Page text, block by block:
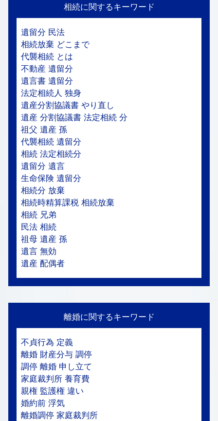
相続に関するキーワード
遺留分 民法
相続放棄 どこまで
代襲相続 とは
不動産 遺留分
遺言書 遺留分
法定相続人 独身
遺産分割協議書 やり直し
遺産 分割協議書 法定相続 分
祖父 遺産 孫
代襲相続 遺留分
相続 法定相続分
遺留分 遺言
生命保険 遺留分
相続分 放棄
相続時精算課税 相続放棄
相続 兄弟
民法 相続
祖母 遺産 孫
遺言 無効
遺産 配偶者
離婚に関するキーワード
不貞行為 定義
離婚 財産分与 調停
調停 離婚 申し立て
家庭裁判所 養育費
親権 監護権 違い
婚約前 浮気
離婚調停 家庭裁判所